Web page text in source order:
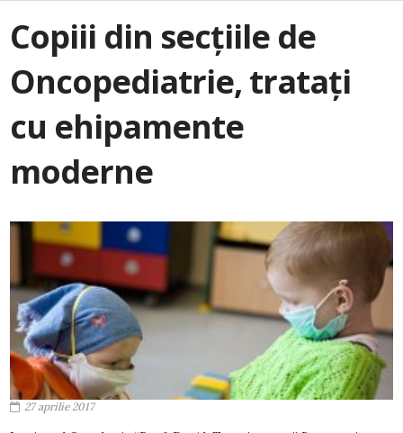
Copiii din secțiile de
Oncopediatrie, tratați
cu ehipamente
moderne
27 aprilie 2017